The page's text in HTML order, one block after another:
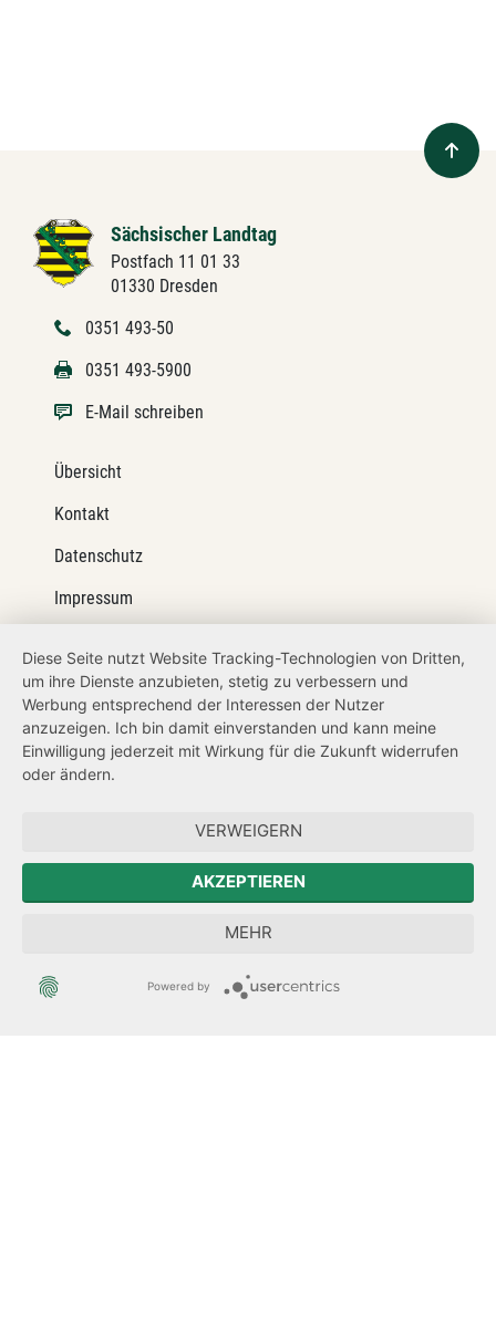
Sächsischer Landtag
Postfach 11 01 33
01330 Dresden
0351 493-50
0351 493-5900
E-Mail schreiben
Übersicht
Kontakt
Datenschutz
Impressum
Netiquette
Transparenzanspruch
Hinweisgeberschutz
Forum Mitteleuropa
Der Sächsische Integrationsbeauftragte
Sächsische Landesbeauftragte zur Aufarbeitung der SED-
Diese Seite nutzt Website Tracking-Technologien von Dritten,
um ihre Dienste anzubieten, stetig zu verbessern und
Werbung entsprechend der Interessen der Nutzer
anzuzeigen. Ich bin damit einverstanden und kann meine
Einwilligung jederzeit mit Wirkung für die Zukunft widerrufen
oder ändern.
VERWEIGERN
AKZEPTIEREN
MEHR
Powered by